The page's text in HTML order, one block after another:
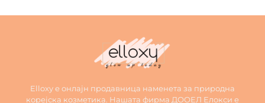
Elloxy е онлајн продавница наменета за природна
корејска козметика. Нашата фирма ДООЕЛ Елокси е